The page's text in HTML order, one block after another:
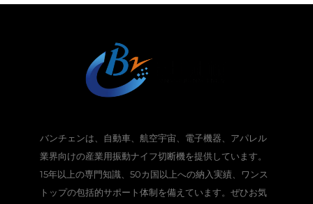
バンチェンは、自動車、航空宇宙、電子機器、アパレル
業界向けの産業用振動ナイフ切断機を提供しています。
15年以上の専門知識、50カ国以上への納入実績、ワンス
トップの包括的サポート体制を備えています。ぜひお気